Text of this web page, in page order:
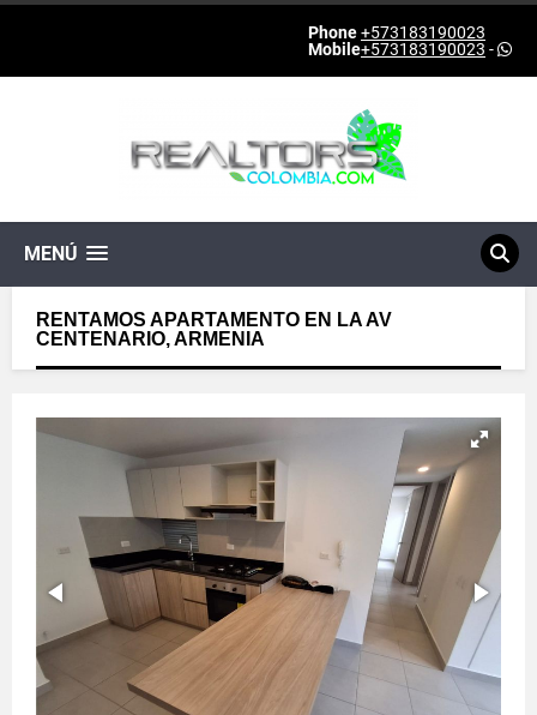
Phone+573183190023
Mobile+573183190023 -
MENÚ
RENTAMOS APARTAMENTO EN LA AV
CENTENARIO, ARMENIA